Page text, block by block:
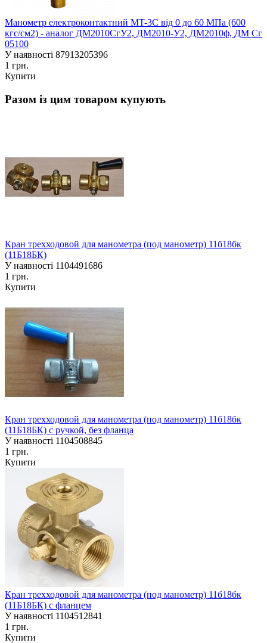
Манометр електроконтактний MT-3C від 0 до 60 МПа (600
кгс/см2) - аналог ДМ2010СгУ2, ДМ2010-У2, ДМ2010ф, ДМ Сг
05100
У наявності 87913205396
1 грн.
Купити
Разом із цим товаром купують
Кран трехходовой для манометра (под манометр) 11б18бк
(11Б18БК)
У наявності 1104491686
1 грн.
Купити
Кран трехходовой для манометра (под манометр) 11б18бк
(11Б18БК) с ручкой, без фланца
У наявності 1104508845
1 грн.
Купити
Кран трехходовой для манометра (под манометр) 11б18бк
(11Б18БК) с фланцем
У наявності 1104512841
1 грн.
Купити